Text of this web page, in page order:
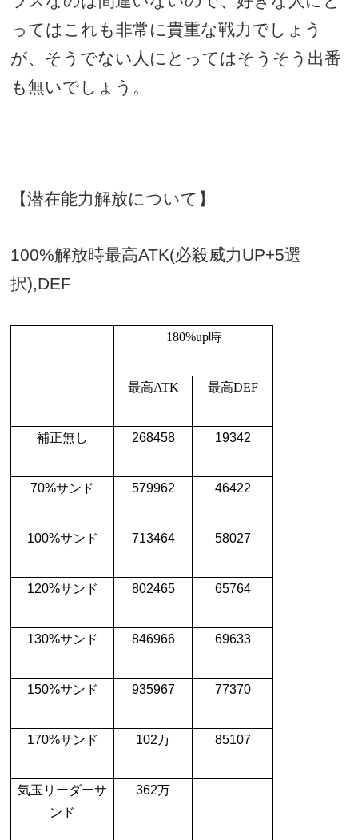
ってはこれも非常に貴重な戦力でしょう
が、そうでない人にとってはそうそう出番
も無いでしょう。
【潜在能力解放について】
100%解放時最高ATK(必殺威力UP+5選
択),DEF
180%up時
最高ATK 最高DEF
補正無し 268458 19342
70%サンド 579962 46422
100%サンド 713464 58027
120%サンド 802465 65764
130%サンド 846966 69633
150%サンド 935967 77370
170%サンド 102万 85107
気玉リーダーサ
ンド
362万